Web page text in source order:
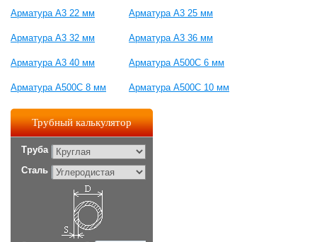
Арматура А3 22 мм Арматура А3 25 мм
Арматура А3 32 мм Арматура А3 36 мм
Арматура А3 40 мм Арматура А500С 6 мм
Арматура А500С 8 мм Арматура А500С 10 мм
Трубный калькулятор
Труба
Сталь